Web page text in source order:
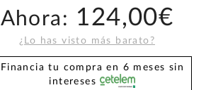
Ahora: 124,00€
¿Lo has visto más barato?
Financia tu compra en 6 meses sin
intereses